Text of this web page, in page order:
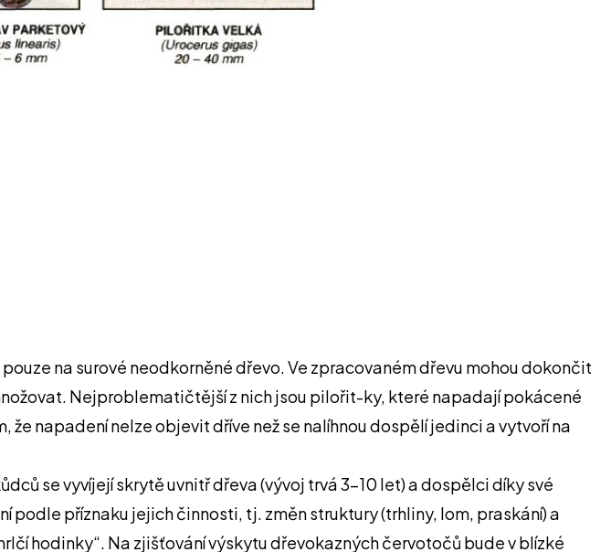
na surové neodkorněné dřevo. Ve zpracovaném dřevu mohou dokončit
Nejproblematičtější z nich jsou pilořit-ky, které napadají pokácené
napadení nelze objevit dříve než se nalíhnou dospělí jedinci a vytvoří na
se vyvíjejí skrytě uvnitř dřeva (vývoj trvá 3-10 let) a dospělci díky své
příznaku jejich činnosti, tj. změn struktury (trhliny, lom, praskání) a
hodinky“. Na zjišťování výskytu dřevokazných červotočů bude v blízké